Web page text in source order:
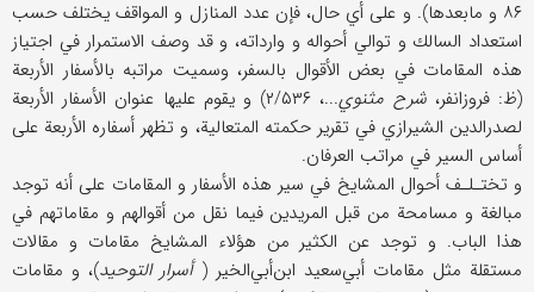
۸۶ و مابعدها). و على أي حال، فإن عدد المنازل و المواقف يختلف حسب
استعداد السالك و توالي أحواله و وارداته، و قد وصف الاستمرار في اجتياز
هذه المقامات في بعض الأقوال بالسفر، وسميت مراتبه بالأسفار الأربعة
(ظ: فروزانفر،شرح مثنوي
...، ۲/۵۳۶) و يقوم عليها عنوان الأسفار الأربعة
لصدر‌الدين الشيرازي في تقرير حكمته المتعالية، و تظهر أسفاره الأربعة على
أساس السير في مراتب العرفان.
و تختـلـف أحوال المشايخ في سير هذه الأسفار و المقامات على أنه توجد
مبالغة و مسامحة من قبل المريدين فيما نقل من أقوالهم و مقاماتهم في
هذا الباب. و توجد عن الكثير من هؤلاء المشايخ مقامات و مقالات
مستقلة مثل مقامات أبي‌سعيد‌ ابن‌أبي‌‌الخير ( أسرار التوحيد)، و مقامات